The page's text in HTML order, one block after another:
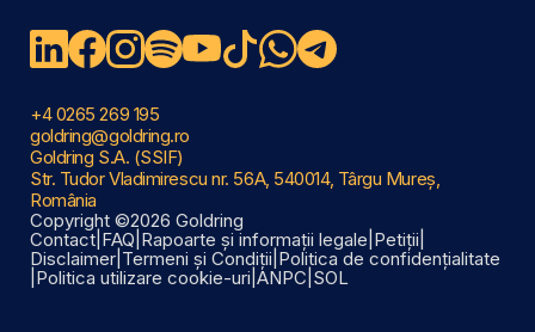
+4 0265 269 195
goldring@goldring.ro
Goldring S.A. (SSIF)
Str. Tudor Vladimirescu nr. 56A, 540014, Târgu Mureș,
România
Copyright ©2026 Goldring
Contact FAQ Rapoarte și informații legale Petiții
Disclaimer Termeni și Condiții Politica de confidențialitate
Politica utilizare cookie-uri ANPC SOL